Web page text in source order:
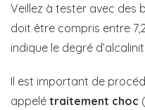
Veillez à tester avec des
doit être compris entre
indique le degré
Il est important de
appelé traitement choc